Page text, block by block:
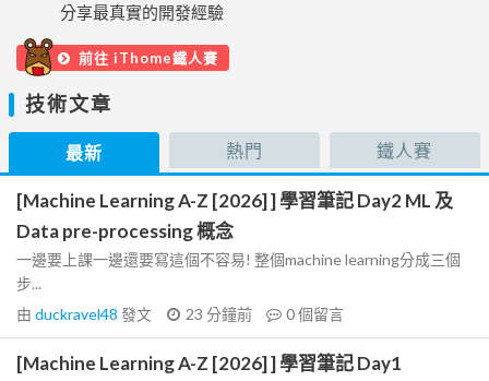
分享最真實的開發經驗
前往 iThome鐵人賽
技術文章
最新 熱門 鐵人賽
[Machine Learning A-Z [2026] ] 學習筆記 Day2 ML 及
Data pre-processing 概念
一邊要上課一邊還要寫這個不容易! 整個machine learning分成三個
步...
由 duckravel48 發文 23 分鐘前 0個留言
[Machine Learning A-Z [2026] ] 學習筆記 Day1